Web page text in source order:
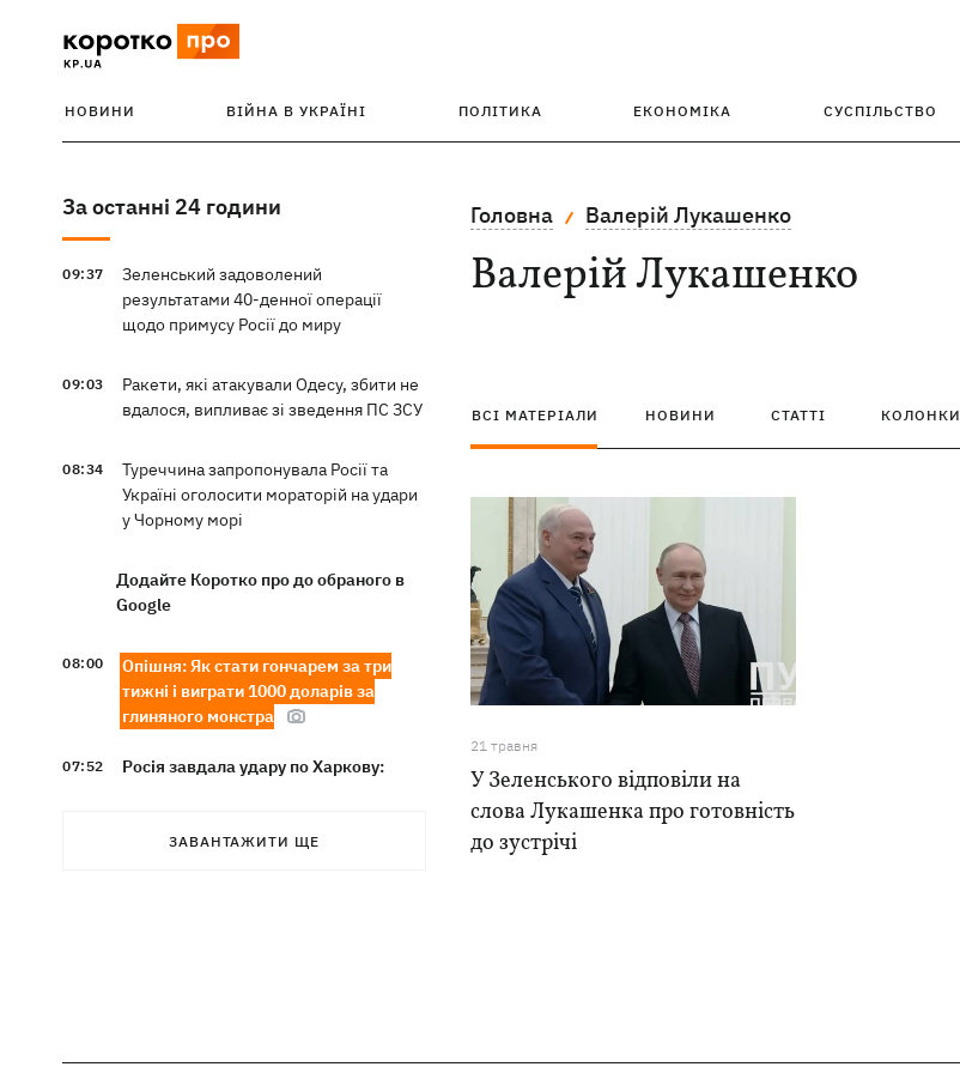
НОВИНИ ВІЙНА В УКРАЇНІ ПОЛІТИКА ЕКОНОМІКА СУСПІЛЬСТВО
За останні 24 години
09:37
Зеленський задоволений
результатами 40-денної операції
щодо примусу Росії до миру
09:03
Ракети, які атакували Одесу, збити не
вдалося, випливає зі зведення ПС ЗСУ
08:34
Туреччина запропонувала Росії та
Україні оголосити мораторій на удари
у Чорному морі
Додайте Коротко про до обраного в
Google
08:00
Опішня: Як стати гончарем за три
тижні і виграти 1000 доларів за
глиняного монстра
07:52
Росія завдала удару по Харкову:
цей день
ЗАВАНТАЖИТИ ЩЕ
Головна Валерій Лукашенко
Валерій Лукашенко
ВСІ МАТЕРІАЛИ НОВИНИ СТАТТІ КОЛОНКИ
21 травня
У Зеленського відповіли на
слова Лукашенка про готовність
до зустрічі